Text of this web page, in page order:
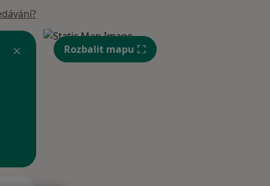
Rozbalit mapu